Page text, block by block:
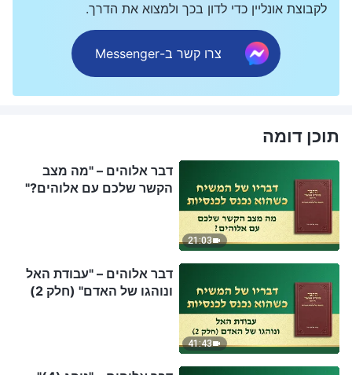
לקבוצת אונליין כדי לדון בכך ולמצוא את הדרך.
צרו קשר ב-Messenger
תוכן דומה
21:03
דבר אלוהים – "מה מצב
הקשר שלכם עם אלוהים?"
41:43
דבר אלוהים – "עבודת האל
ונוהגו של האדם" (חלק 2)